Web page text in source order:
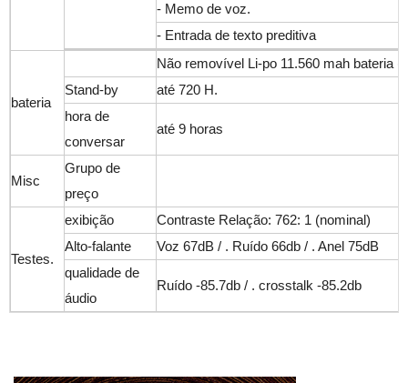
- Memo de voz.
- Entrada de texto preditiva
bateria
Não removível Li-po 11.560 mah bateria
Stand-by
até 720 H.
hora de
conversar
até 9 horas
Misc
Grupo de
preço
Testes.
exibição
Contraste Relação: 762: 1 (nominal)
Alto-falante
Voz 67dB / . Ruído 66db / . Anel 75dB
qualidade de
áudio
Ruído -85.7db / . crosstalk -85.2db